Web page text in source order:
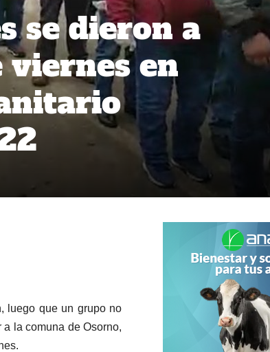
se dieron a
viernes en
luego que un grupo no
la comuna de Osorno,